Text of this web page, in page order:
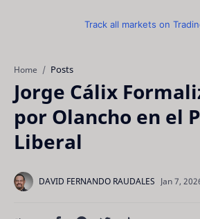
Track all markets on
Home Posts
Jorge Cálix
por Olancho en el
Liberal